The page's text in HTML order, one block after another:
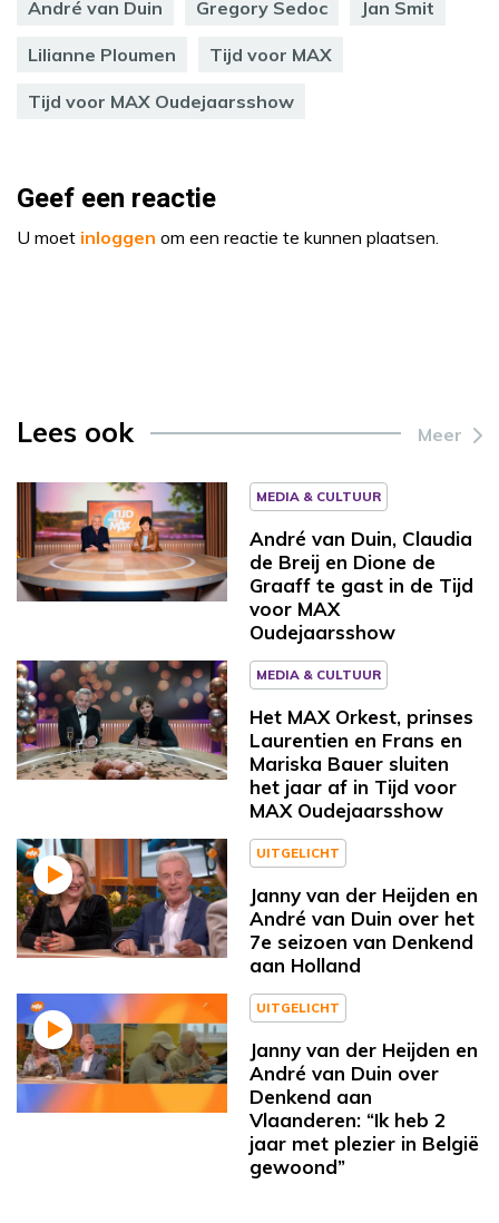
André van Duin Gregory Sedoc Jan Smit
Lilianne Ploumen Tijd voor MAX
Tijd voor MAX Oudejaarsshow
Geef een reactie
U moet inloggen om een reactie te kunnen plaatsen.
Lees ook Meer
MEDIA & CULTUUR
André van Duin, Claudia
de Breij en Dione de
Graaff te gast in de Tijd
voor MAX
Oudejaarsshow
MEDIA & CULTUUR
Het MAX Orkest, prinses
Laurentien en Frans en
Mariska Bauer sluiten
het jaar af in Tijd voor
MAX Oudejaarsshow
UITGELICHT
Janny van der Heijden en
André van Duin over het
7e seizoen van Denkend
aan Holland
UITGELICHT
Janny van der Heijden en
André van Duin over
Denkend aan
Vlaanderen: “Ik heb 2
jaar met plezier in België
gewoond”